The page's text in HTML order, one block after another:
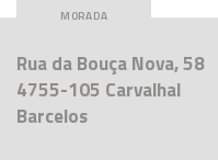
Rua da Bouça Nova, 58
4755-105 Carvalhal
Barcelos